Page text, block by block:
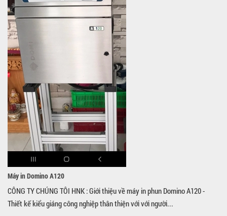
Máy in Domino A120
CÔNG TY CHÚNG TÔI HNK : Giới thiệu về máy in phun Domino A120 -
Thiết kế kiểu giáng công nghiệp thân thiện với với người...